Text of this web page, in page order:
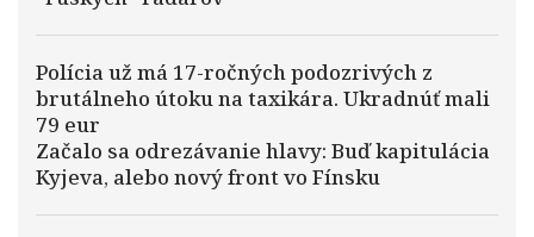
Polícia už má 17-ročných podozrivých z
brutálneho útoku na taxikára. Ukradnúť mali
79 eur
Začalo sa odrezávanie hlavy: Buď kapitulácia
Kyjeva, alebo nový front vo Fínsku